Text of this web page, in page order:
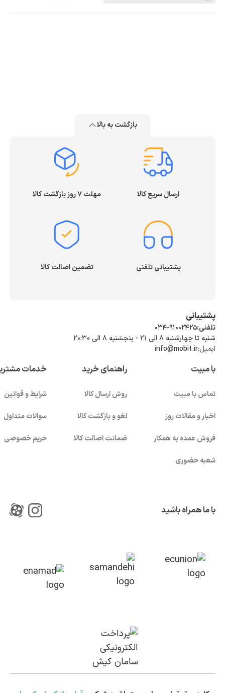
بازگشت به بالا
ارسال سریع کالا مهلت ۷ روز بازگشت کالا
پشتیبانی تلفنی تضمین اصالت کالا
پشتیبانی
تلفنی:034-91002425
شنبه تا چهارشنبه ۸ الی ۲۱ - پنجشنبه 8 الی ۲۰:۳۰
ایمیل:info@mobit.ir
با مبیت
تماس با مبیت
اخبار و مقالات روز
فروش عمده به همکار
شعبه حضوری
راهنمای خرید
روش ارسال کالا
لغو و بازگشت کالا
ضمانت اصالت کالا
خدمات
شرایط و قوانین
سوالات متداول
حریم خصوصی
با ما همراه باشید